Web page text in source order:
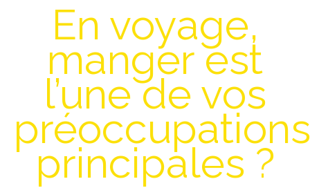
Première visite – A propos
Me contacter
AUTOUR DU MONDE
AFRIQUE
La Réunion
AMERIQUE DU SUD
En voyage,
manger est
l’une de vos
préoccupations
principales ?